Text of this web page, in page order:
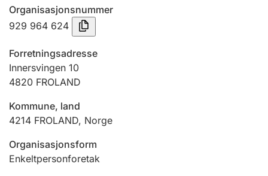
Jeger
Ektepaktveileder
Organisasjonsnummer
929 964 624
Forretningsadresse
Innersvingen 10
4820 FROLAND
Kommune, land
4214 FROLAND, Norge
Organisasjonsform
Enkeltpersonforetak